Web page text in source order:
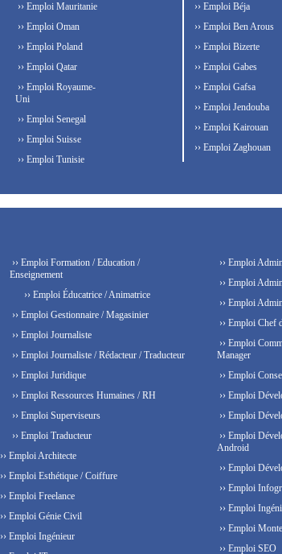
›› Emploi Mauritanie
›› Emploi Oman
›› Emploi Poland
›› Emploi Qatar
›› Emploi Royaume-
Uni
›› Emploi Senegal
›› Emploi Suisse
›› Emploi Tunisie
›› Emploi Béja
›› Emploi Ben Arous
›› Emploi Bizerte
›› Emploi Gabes
›› Emploi Gafsa
›› Emploi Jendouba
›› Emploi Kairouan
›› Emploi Zaghouan
›› Emploi Formation / Education /
Enseignement
›› Emploi Éducatrice / Animatrice
›› Emploi Gestionnaire / Magasinier
›› Emploi Journaliste
›› Emploi Journaliste / Rédacteur / Traducteur
›› Emploi Juridique
›› Emploi Ressources Humaines / RH
›› Emploi Superviseurs
›› Emploi Traducteur
›› Emploi Architecte
›› Emploi Esthétique / Coiffure
›› Emploi Freelance
›› Emploi Génie Civil
›› Emploi Ingénieur
›› Emploi
›› Emploi
›› Emploi
›› Emploi Chef
›› Emploi
Manager
›› Emploi
›› Emploi
›› Emploi
›› Emploi
Android
›› Emploi
›› Emploi
›› Emploi
›› Emploi
›› Emploi SEO